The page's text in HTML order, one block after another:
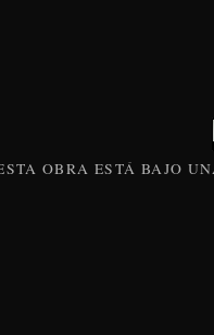
OBRA ESTÁ BAJO